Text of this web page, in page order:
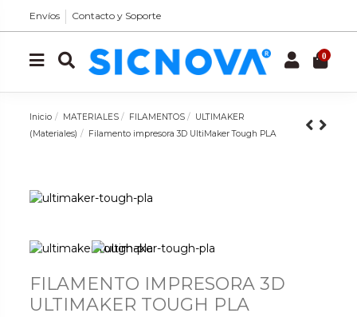
Envíos Contacto y Soporte
0
Inicio MATERIALES FILAMENTOS
ULTIMAKER
(Materiales)
Filamento impresora 3D UltiMaker Tough PLA
FILAMENTO IMPRESORA 3D
ULTIMAKER TOUGH PLA